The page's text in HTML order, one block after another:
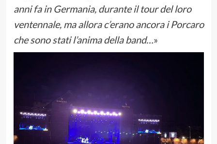
anni fa in Germania, durante il tour del loro
ventennale, ma allora c’erano ancora i Porcaro
che sono stati l’anima della band…»